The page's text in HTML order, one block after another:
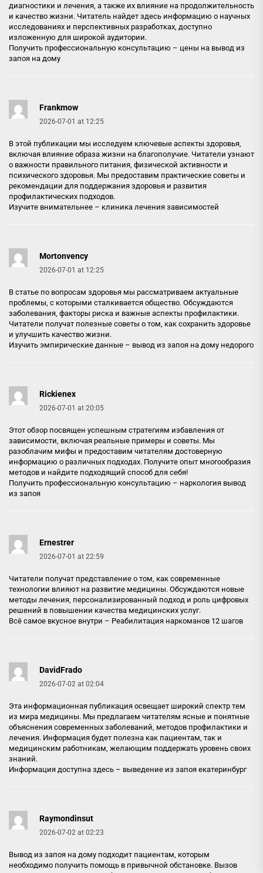
диагностики и лечения, а также их влияние на продолжительность
и качество жизни. Читатель найдет здесь информацию о научных
исследованиях и перспективных разработках, доступно
изложенную для широкой аудитории.
Получить профессиональную консультацию – цены на вывод из
запоя на дому
Frankmow
2026-07-01 at 12:25
В этой публикации мы исследуем ключевые аспекты здоровья,
включая влияние образа жизни на благополучие. Читатели узнают
о важности правильного питания, физической активности и
психического здоровья. Мы предоставим практические советы и
рекомендации для поддержания здоровья и развития
профилактических подходов.
Изучите внимательнее – клиника лечения зависимостей
Mortonvency
2026-07-01 at 12:25
В статье по вопросам здоровья мы рассматриваем актуальные
проблемы, с которыми сталкивается общество. Обсуждаются
заболевания, факторы риска и важные аспекты профилактики.
Читатели получат полезные советы о том, как сохранить здоровье
и улучшить качество жизни.
Изучить эмпирические данные – вывод из запоя на дому недорого
Rickienex
2026-07-01 at 20:05
Этот обзор посвящен успешным стратегиям избавления от
зависимости, включая реальные примеры и советы. Мы
разоблачим мифы и предоставим читателям достоверную
информацию о различных подходах. Получите опыт многообразия
методов и найдите подходящий способ для себя!
Получить профессиональную консультацию – наркология вывод
из запоя
Ernestrer
2026-07-01 at 22:59
Читатели получат представление о том, как современные
технологии влияют на развитие медицины. Обсуждаются новые
методы лечения, персонализированный подход и роль цифровых
решений в повышении качества медицинских услуг.
Всё самое вкусное внутри – Реабилитация наркоманов 12 шагов
DavidFrado
2026-07-02 at 02:04
Эта информационная публикация освещает широкий спектр тем
из мира медицины. Мы предлагаем читателям ясные и понятные
объяснения современных заболеваний, методов профилактики и
лечения. Информация будет полезна как пациентам, так и
медицинским работникам, желающим поддержать уровень своих
знаний.
Информация доступна здесь – выведение из запоя екатеринбург
Raymondinsut
2026-07-02 at 02:23
Вывод из запоя на дому подходит пациентам, которым
необходимо получить помощь в привычной обстановке. Вызов